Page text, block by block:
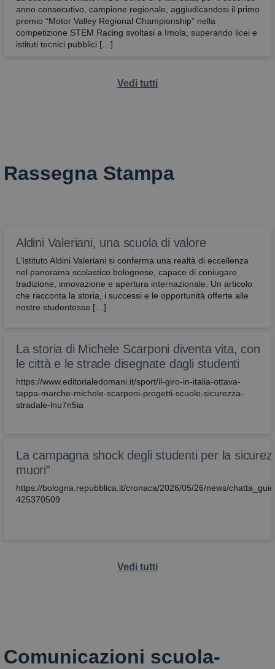
anno consecutivo, campione regionale, aggiudicandosi il primo
premio “Motor Valley Regional Championship” nella
competizione STEM Racing svoltasi a Imola, superando licei e
istituti tecnici pubblici […]
Vedi tutti
Rassegna Stampa
Aldini Valeriani, una scuola di valore
L’Istituto Aldini Valeriani si conferma una realtà di eccellenza
nel panorama scolastico bolognese, capace di coniugare
tradizione, innovazione e apertura internazionale. Un articolo
che racconta la storia, i successi e le opportunità offerte alle
nostre studentesse […]
La storia di Michele Scarponi diventa vita, con
le città e le strade disegnate dagli studenti
https://www.editorialedomani.it/sport/il-giro-in-italia-ottava-
tappa-marche-michele-scarponi-progetti-scuole-sicurezza-
stradale-lnu7n5ia
La campagna shock degli studenti per la
muori”
https://bologna.repubblica.it/cronaca/2026/05/26/news/
425370509
Vedi tutti
Comunicazioni scuola-